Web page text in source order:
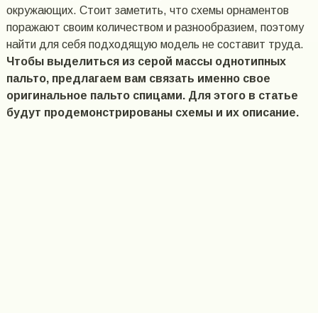
окружающих. Стоит заметить, что схемы орнаментов
поражают своим количеством и разнообразием, поэтому
найти для себя подходящую модель не составит труда.
Чтобы выделиться из серой массы однотипных
пальто, предлагаем вам связать именно свое
оригинальное пальто спицами. Для этого в статье
будут продемонстрированы схемы и их описание.